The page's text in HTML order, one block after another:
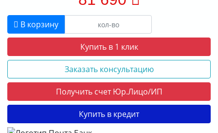
В корзину
Купить в 1 клик
Заказать консультацию
Получить счет Юр.Лицо/ИП
Купить в кредит